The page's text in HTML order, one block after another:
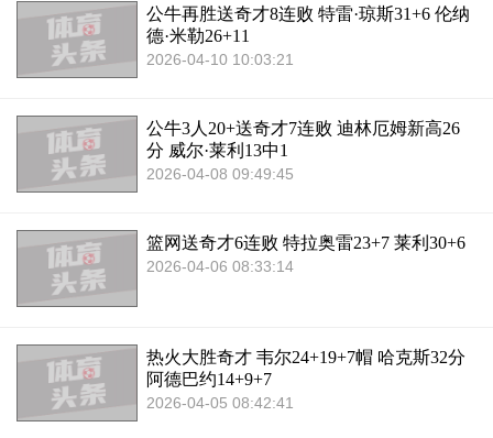
公牛再胜送奇才8连败 特雷·琼斯31+6 伦纳
德·米勒26+11
2026-04-10 10:03:21
公牛3人20+送奇才7连败 迪林厄姆新高26
分 威尔·莱利13中1
2026-04-08 09:49:45
篮网送奇才6连败 特拉奥雷23+7 莱利30+6
2026-04-06 08:33:14
热火大胜奇才 韦尔24+19+7帽 哈克斯32分
阿德巴约14+9+7
2026-04-05 08:42:41